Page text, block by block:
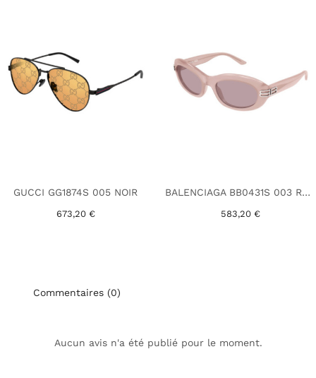
GUCCI GG1874S 005 NOIR
673,20 €
BALENCIAGA BB0431S 003 ROSE
583,20 €
Commentaires (0)
Aucun avis n'a été publié pour le moment.